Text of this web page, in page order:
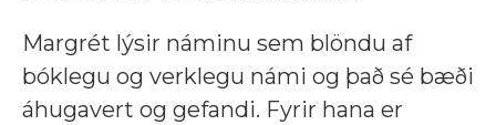
Margrét lýsir náminu sem blöndu af
bóklegu og verklegu námi og það sé bæði
áhugavert og gefandi. Fyrir hana er